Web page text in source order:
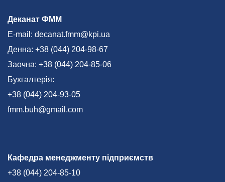
Деканат ФММ
E-mail: decanat.fmm@kpi.ua
Денна: +38 (044) 204-98-67
Заочна: +38 (044) 204-85-06
Бухгалтерія:
+38 (044) 204-93-05
fmm.buh@gmail.com
Кафедра менеджменту підприємств
+38 (044) 204-85-10